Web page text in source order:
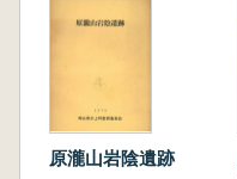
原瀧山岩陰遺跡